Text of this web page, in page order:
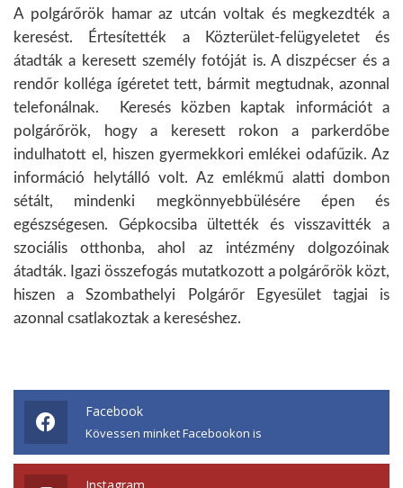
A polgárőrök hamar az utcán voltak és megkezdték a
keresést. Értesítették a
Közterület-felügyeletet és
átadták a keresett személy fotóját is. A diszpécser és a
rendőr kolléga ígéretet tett, bármit megtudnak, azonnal
telefonálnak. Keresés közben kaptak információt a
polgárőrök, hogy a keresett rokon a parkerdőbe
indulhatott el, hiszen gyermekkori emlékei odafűzik. Az
információ helytálló volt. Az emlékmű alatti dombon
sétált, mindenki megkönnyebbülésére épen és
egészségesen. Gépkocsiba ültették és visszavitték a
szociális otthonba, ahol az intézmény dolgozóinak
átadták. Igazi összefogás mutatkozott a polgárőrök közt,
hiszen a Szombathelyi Polgárőr Egyesület tagjai is
azonnal csatlakoztak a kereséshez.
Facebook
Kövessen minket Facebookon is